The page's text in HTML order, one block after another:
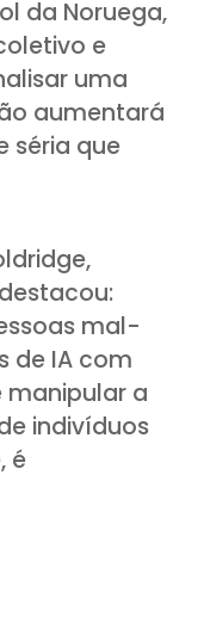
da Noruega,
e
uma
aumentará
séria que
mal-
de IA com
manipular a
indivíduos
é